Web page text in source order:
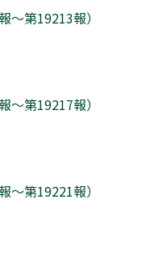
～第19213報）
～第19217報）
～第19221報）